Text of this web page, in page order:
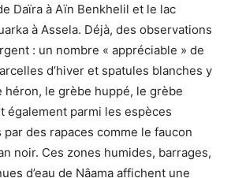
Daïra à Aïn Benkhelil et le lac
à Assela. Déjà, des observations
: un nombre « appréciable » de
d’hiver et spatules blanches y
héron, le grèbe huppé, le grèbe
également parmi les espèces
des rapaces comme le faucon
noir. Ces zones humides, barrages,
d’eau de Nâama affichent une